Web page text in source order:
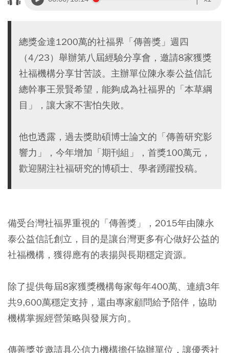
總獎金達1200萬的社福界「傳善獎」週四
（4/23）舉辦第八屆經驗分享會，邀請8家獲獎
社福機構分享甘苦談。主辦單位陳永泰公益信託
總幹事王景賢希望，能夠成為社福界的「本草綱
目」，讓大家不害怕失敗。
他也透露，過去獎助碩博士論文的「傳善研究影
響力」，今年增加「期刊組」，首獎100萬元，
歡迎關注社福研究的博碩士、學者踴躍投稿。
備受台灣社福界重視的「傳善獎」，2015年由陳永
泰公益信託創立，目的是讓台灣更多有心做好公益的
社福機構，獲得應有的表揚與長期穩定資源。
除了提供每屆8家獲獎機構每家每年400萬、連續3年
共9,600萬穩定支持，還由專家顧問給予陪伴，協助
機構掌握經營策略與發展方向。
傳善獎並邀請具公信力機構擔任協辦單位，讓優秀社